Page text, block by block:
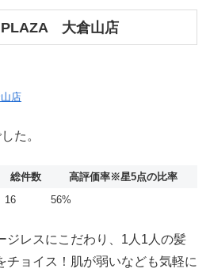
PLAZA 大倉山店
店
た。
総件数 高評価率※星5点の比率
16 56%
ジレスにこだわり、1人1人の髪
チョイス！肌が弱いなども気軽に